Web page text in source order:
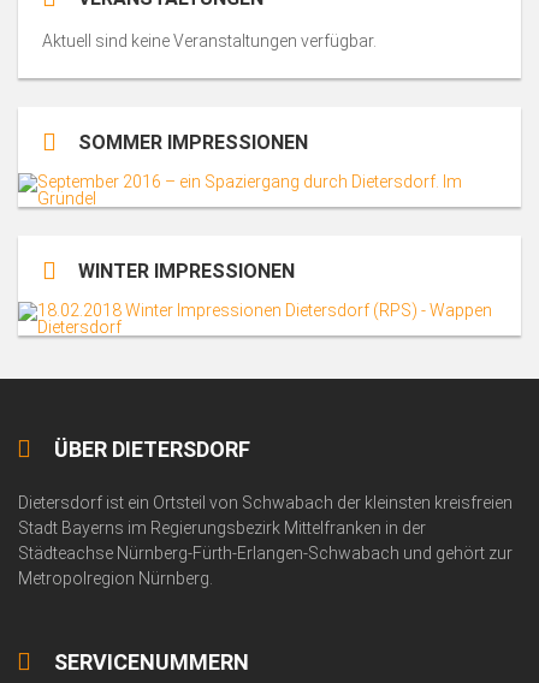
Aktuell sind keine Veranstaltungen verfügbar.
SOMMER IMPRESSIONEN
WINTER IMPRESSIONEN
ÜBER DIETERSDORF
Dietersdorf ist ein Ortsteil von Schwabach der kleinsten kreisfreien
Stadt Bayerns im Regierungsbezirk Mittelfranken in der
Städteachse Nürnberg-Fürth-Erlangen-Schwabach und gehört zur
Metropolregion Nürnberg.
SERVICENUMMERN